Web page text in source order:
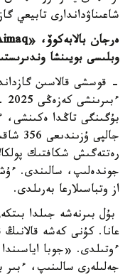
شاعىناۋداندارى تابيعي
وبلىسى بويىنشا
- قوسشى قالاسىن
بۇگىنگى تاڭدا
از وتباسىلارعا بەرىلدى.
بۇل بىرنەشە جىلدا